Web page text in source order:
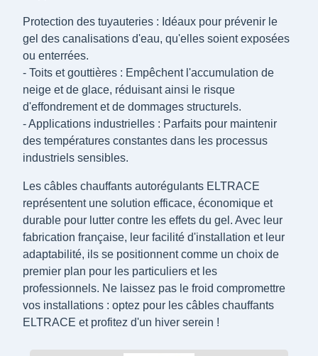
Protection des tuyauteries : Idéaux pour prévenir le
gel des canalisations d'eau, qu'elles soient exposées
ou enterrées.
- Toits et gouttières : Empêchent l'accumulation de
neige et de glace, réduisant ainsi le risque
d'effondrement et de dommages structurels.
- Applications industrielles : Parfaits pour maintenir
des températures constantes dans les processus
industriels sensibles.
Les câbles chauffants autorégulants ELTRACE
représentent une solution efficace, économique et
durable pour lutter contre les effets du gel. Avec leur
fabrication française, leur facilité d'installation et leur
adaptabilité, ils se positionnent comme un choix de
premier plan pour les particuliers et les
professionnels. Ne laissez pas le froid compromettre
vos installations : optez pour les câbles chauffants
ELTRACE et profitez d'un hiver serein !